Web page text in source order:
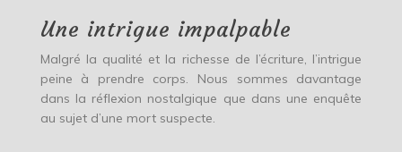
Une intrigue impalpable
Malgré la qualité et la richesse de l’écriture, l’intrigue
peine à prendre corps. Nous sommes davantage
dans la réflexion nostalgique que dans une enquête
au sujet d’une mort suspecte.